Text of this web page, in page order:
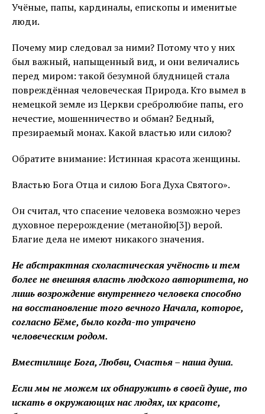
Учёные, папы, кардиналы, епископы и именитые
люди.
Почему мир следовал за ними? Потому что у них
был важный, напыщенный вид, и они величались
перед миром: такой безумной блудницей стала
повреждённая человеческая Природа. Кто вымел в
немецкой земле из Церкви сребролюбие папы, его
нечестие, мошенничество и обман? Бедный,
презираемый монах. Какой властью или силою?
Обратите внимание: Истинная красота женщины.
Властью Бога Отца и силою Бога Духа Святого».
Он считал, что спасение человека возможно через
духовное перерождение (метанойю[3]) верой.
Благие дела не имеют никакого значения.
Не абстрактная схоластическая учёность и тем
более не внешняя власть людского авторитета, но
лишь возрождение внутреннего человека способно
на восстановление того вечного Начала, которое,
согласно Бёме, было когда-то утрачено
человеческим родом.
Вместилище Бога, Любви, Счастья – наша душа.
Если мы не можем их обнаружить в своей душе, то
искать в окружающих нас людях, их красоте,